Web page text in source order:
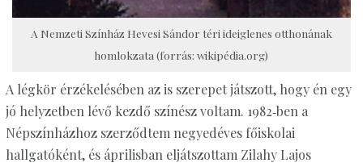
A Nemzeti Színház Hevesi Sándor téri ideiglenes otthonának
homlokzata (forrás: wikipédia.org)
A légkör érzékelésében az is szerepet játszott, hogy én egy
jó helyzetben lévő kezdő színész voltam. 1982‑ben a
Népszínházhoz szerződtem negyedéves főiskolai
hallgatóként, és áprilisban eljátszottam Zilahy Lajos